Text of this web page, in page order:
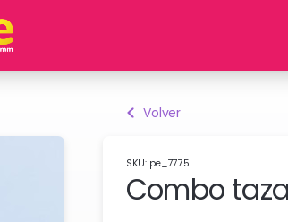
Volver
SKU: pe_7775
Combo